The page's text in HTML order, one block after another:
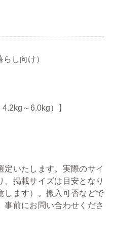
し向け）
～6.0kg）】
定いたします。実際のサイ
、掲載サイズは目安となり
します）。搬入可否などで
事前にお問い合わせくださ